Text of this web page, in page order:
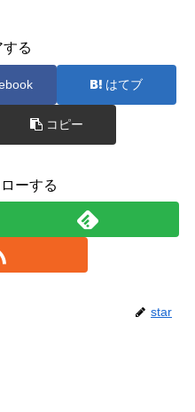
する
はてブ
コピー
ーする
star